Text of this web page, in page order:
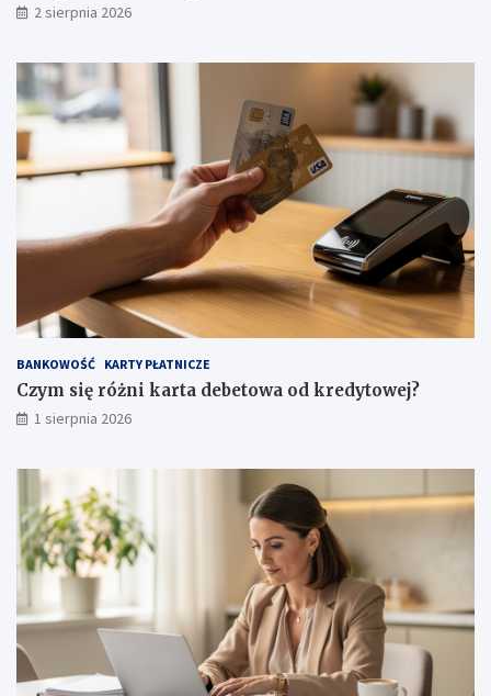
2 sierpnia 2026
BANKOWOŚĆ KARTY PŁATNICZE
Czym się różni karta debetowa od kredytowej?
1 sierpnia 2026